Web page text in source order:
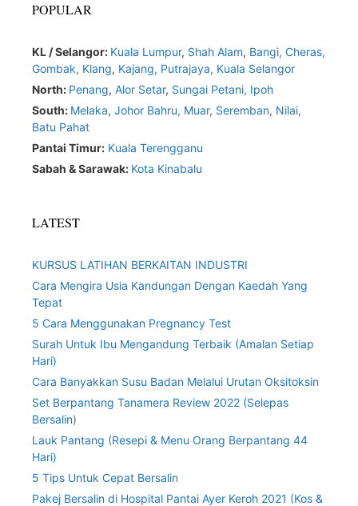
POPULAR
KL / Selangor: Kuala Lumpur, Shah Alam, Bangi, Cheras,
Gombak, Klang, Kajang, Putrajaya, Kuala Selangor
North: Penang, Alor Setar, Sungai Petani, Ipoh
South: Melaka, Johor Bahru, Muar, Seremban, Nilai,
Batu Pahat
Pantai Timur: Kuala Terengganu
Sabah & Sarawak: Kota Kinabalu
LATEST
KURSUS LATIHAN BERKAITAN INDUSTRI
Cara Mengira Usia Kandungan Dengan Kaedah Yang
Tepat
5 Cara Menggunakan Pregnancy Test
Surah Untuk Ibu Mengandung Terbaik (Amalan Setiap
Hari)
Cara Banyakkan Susu Badan Melalui Urutan Oksitoksin
Set Berpantang Tanamera Review 2022 (Selepas
Bersalin)
Lauk Pantang (Resepi & Menu Orang Berpantang 44
Hari)
5 Tips Untuk Cepat Bersalin
Pakej Bersalin di Hospital Pantai Ayer Keroh 2021 (Kos &